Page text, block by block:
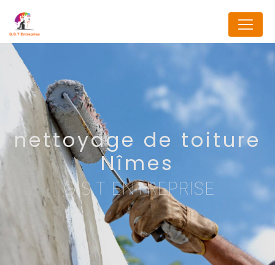
nettoyage de toiture
Nîmes
G.S.T ENTREPRISE